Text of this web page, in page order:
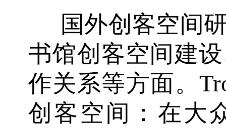
国外创客空间
书馆创客空间建
作关系等方面。
创客空间：在大